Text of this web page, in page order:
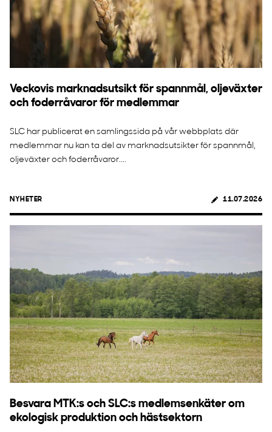
Veckovis marknadsutsikt för spannmål, oljeväxter
och foderråvaror för medlemmar
SLC har publicerat en samlingssida på vår webbplats där
medlemmar nu kan ta del av marknadsutsikter för spannmål,
oljeväxter och foderråvaror....
NYHETER 11.07.2026
Besvara MTK:s och SLC:s medlemsenkäter om
ekologisk produktion och hästsektorn